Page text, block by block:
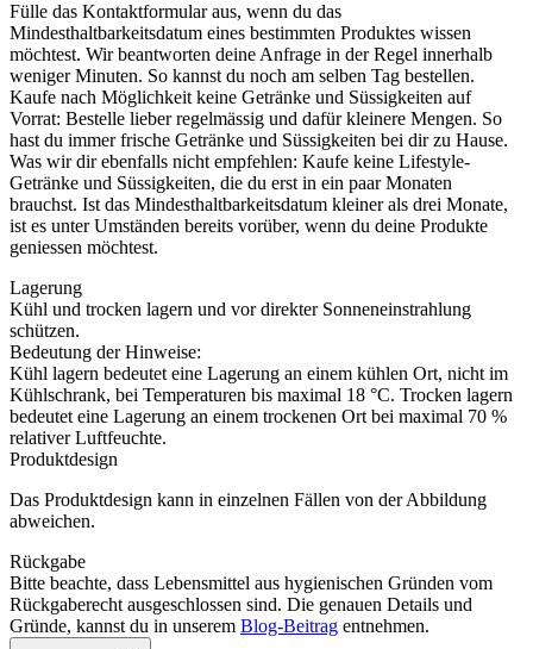
Fülle das Kontaktformular aus, wenn du das
Mindesthaltbarkeitsdatum eines bestimmten Produktes wissen
möchtest. Wir beantworten deine Anfrage in der Regel innerhalb
weniger Minuten. So kannst du noch am selben Tag bestellen.
Kaufe nach Möglichkeit keine Getränke und Süssigkeiten auf
Vorrat: Bestelle lieber regelmässig und dafür kleinere Mengen. So
hast du immer frische Getränke und Süssigkeiten bei dir zu Hause.
Was wir dir ebenfalls nicht empfehlen: Kaufe keine Lifestyle-
Getränke und Süssigkeiten, die du erst in ein paar Monaten
brauchst. Ist das Mindesthaltbarkeitsdatum kleiner als drei Monate,
ist es unter Umständen bereits vorüber, wenn du deine Produkte
geniessen möchtest.
Lagerung
Kühl und trocken lagern und vor direkter Sonneneinstrahlung
schützen.
Bedeutung der Hinweise:
Kühl lagern bedeutet eine Lagerung an einem kühlen Ort, nicht im
Kühlschrank, bei Temperaturen bis maximal 18 °C. Trocken lagern
bedeutet eine Lagerung an einem trockenen Ort bei maximal 70 %
relativer Luftfeuchte.
Produktdesign
Das Produktdesign kann in einzelnen Fällen von der Abbildung
abweichen.
Rückgabe
Bitte beachte, dass Lebensmittel aus hygienischen Gründen vom
Rückgaberecht ausgeschlossen sind. Die genauen Details und
Gründe, kannst du in unserem Blog-Beitrag entnehmen.